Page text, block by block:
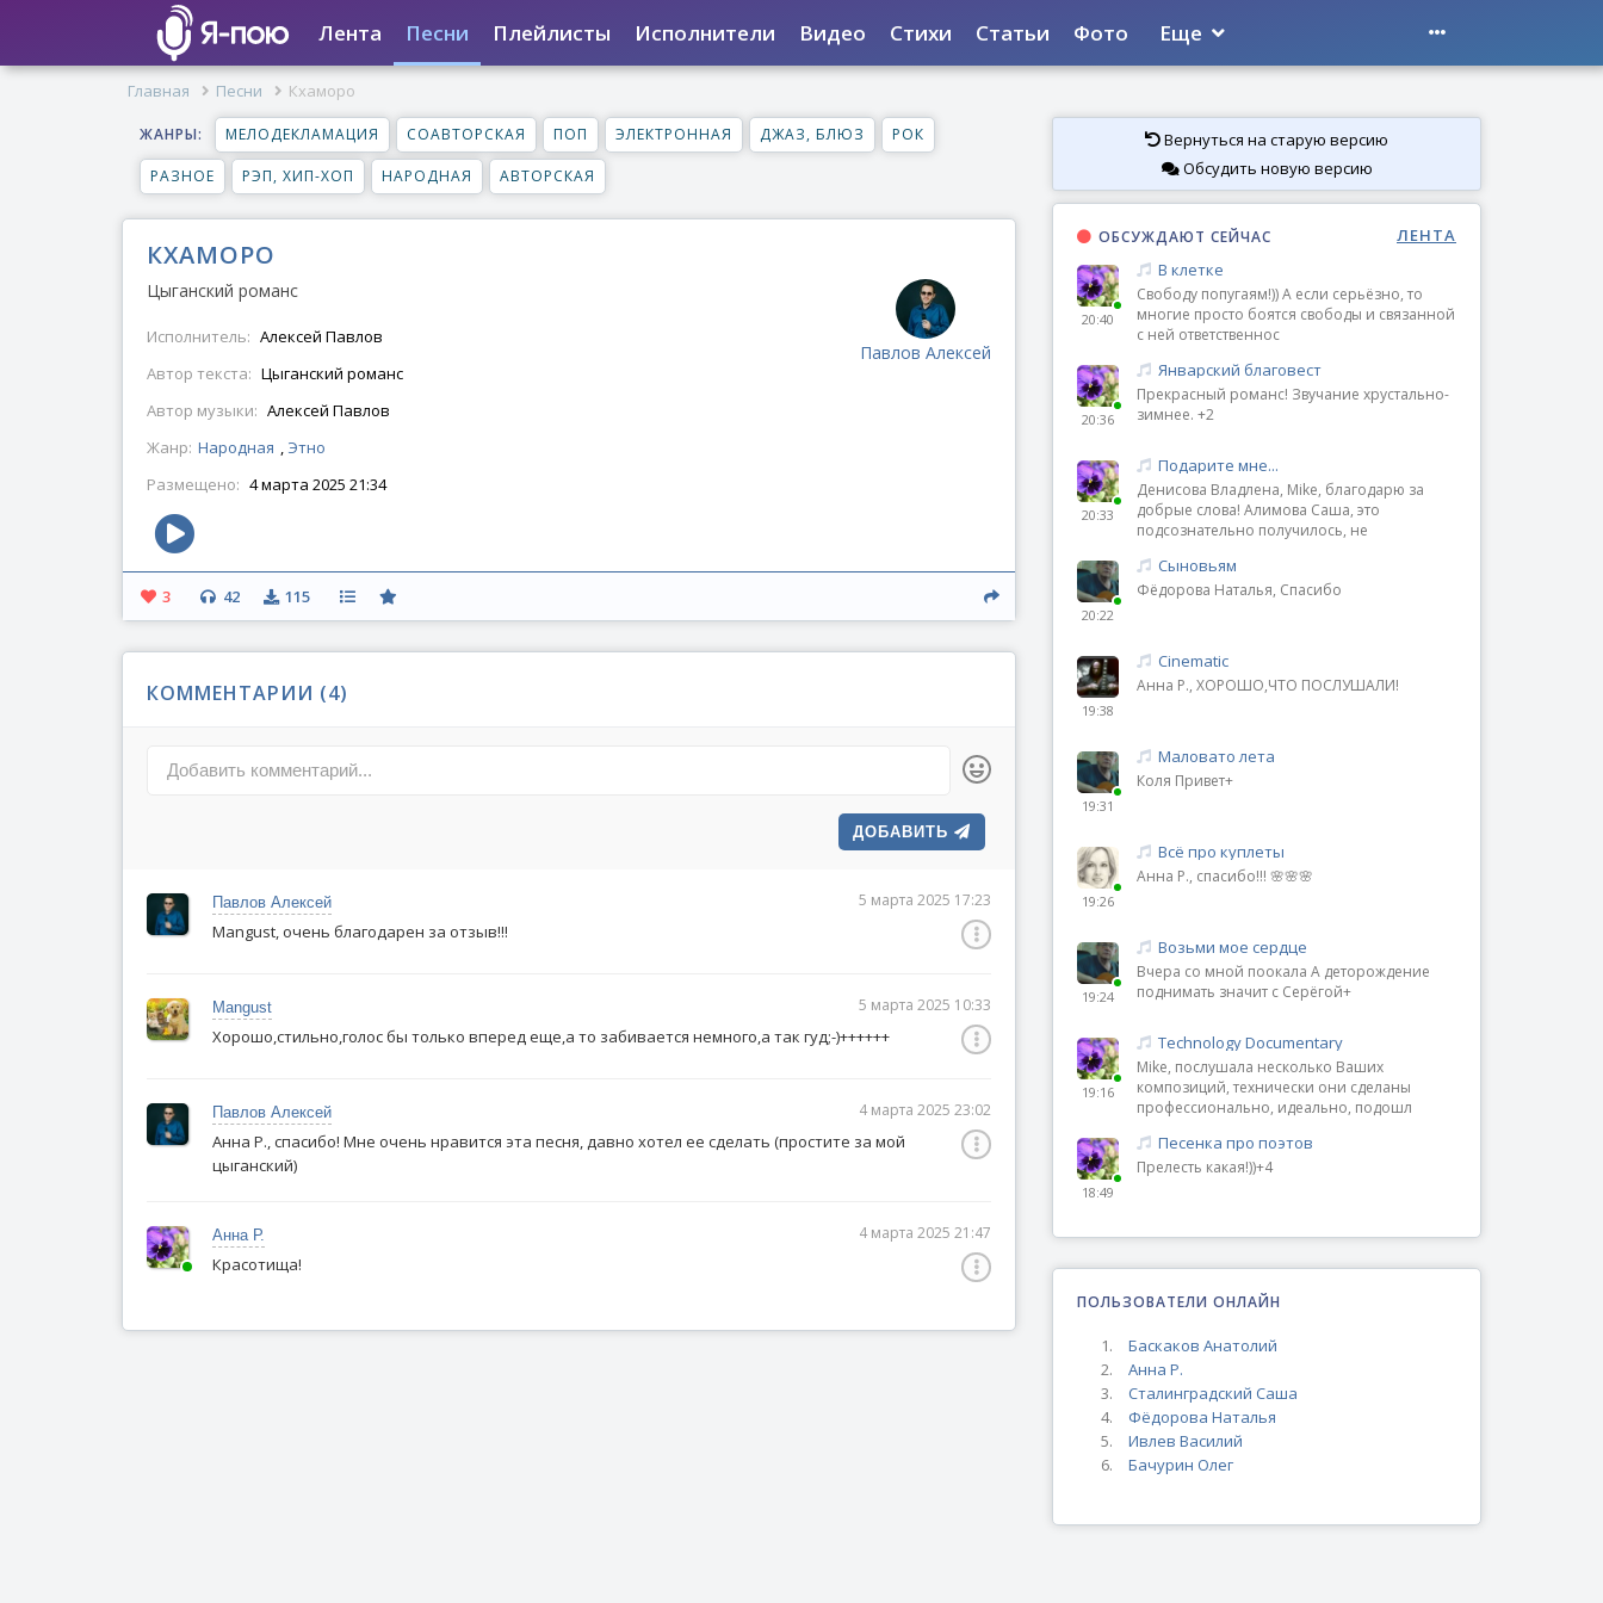
Лента Песни Плейлисты Исполнители Видео Стихи Статьи Фото Еще
Главная Песни Кхаморо
ЖАНРЫ: МЕЛОДЕКЛАМАЦИЯ СОАВТОРСКАЯ ПОП ЭЛЕКТРОННАЯ ДЖАЗ, БЛЮЗ РОК
РАЗНОЕ РЭП, ХИП-ХОП НАРОДНАЯ АВТОРСКАЯ
КХАМОРО
Павлов Алексей
Цыганский романс
Исполнитель: Алексей Павлов
Автор текста: Цыганский романс
Автор музыки: Алексей Павлов
Жанр: Народная , Этно
Размещено: 4 марта 2025 21:34
3 42 115
КОММЕНТАРИИ (4)
Добавить комментарий...
ДОБАВИТЬ
Павлов Алексей
Mangust, очень благодарен за отзыв!!!
5 марта 2025 17:23
Mangust
Хорошо,стильно,голос бы только вперед еще,а то забивается немного,а так гуд;-)++++++
5 марта 2025 10:33
Павлов Алексей
Анна Р., спасибо! Мне очень нравится эта песня, давно хотел ее сделать (простите за мой
цыганский)
4 марта 2025 23:02
Анна Р.
Красотища!
4 марта 2025 21:47
Вернуться на старую версию
Обсудить новую версию
ОБСУЖДАЮТ СЕЙЧАС ЛЕНТА
20:40
В клетке
Свободу попугаям!)) А если серьёзно, то
многие просто боятся свободы и связанной
с ней ответственнос
20:36
Январский благовест
Прекрасный романс! Звучание хрустально-
зимнее. +2
20:33
Подарите мне...
Денисова Владлена, Mike, благодарю за
добрые слова! Алимова Саша, это
подсознательно получилось, не
20:22
Сыновьям
Фёдорова Наталья, Спасибо
19:38
Cinematic
Анна Р., ХОРОШО,ЧТО ПОСЛУШАЛИ!
19:31
Маловато лета
Коля Привет+
19:26
Всё про куплеты
Анна Р., спасибо!!! 🌸🌸🌸
19:24
Возьми мое сердце
Вчера со мной поокала А деторождение
поднимать значит с Серёгой+
19:16
Technology Documentary
Mike, послушала несколько Ваших
композиций, технически они сделаны
профессионально, идеально, подошл
18:49
Песенка про поэтов
Прелесть какая!))+4
ПОЛЬЗОВАТЕЛИ ОНЛАЙН
Баскаков Анатолий
Анна Р.
Сталинградский Саша
Фёдорова Наталья
Ивлев Василий
Бачурин Олег